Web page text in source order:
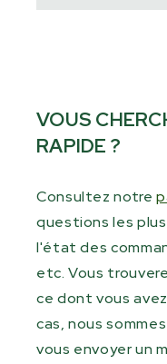
VOUS
RAPIDE ?
Consultez notre
questions les
l'état des
etc. Vous
ce dont vous
cas, nous
vous envoyer un